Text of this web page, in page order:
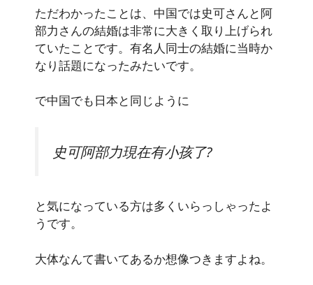
ただわかったことは、中国では史可さんと阿
部力さんの結婚は非常に大きく取り上げられ
ていたことです。有名人同士の結婚に当時か
なり話題になったみたいです。
で中国でも日本と同じように
史可阿部力現在有小孩了?
と気になっている方は多くいらっしゃったよ
うです。
大体なんて書いてあるか想像つきますよね。